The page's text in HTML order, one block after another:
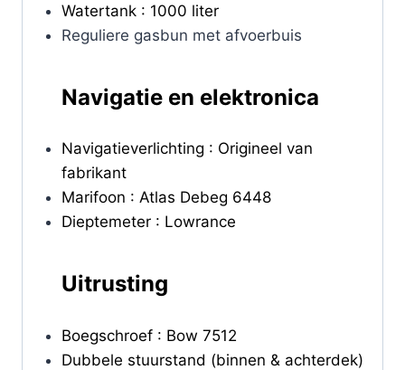
Watertank : 1000 liter
Reguliere gasbun met afvoerbuis
Navigatie en elektronica
Navigatieverlichting : Origineel van
fabrikant
Marifoon : Atlas Debeg 6448
Dieptemeter : Lowrance
Uitrusting
Boegschroef : Bow 7512
Dubbele stuurstand (binnen & achterdek)